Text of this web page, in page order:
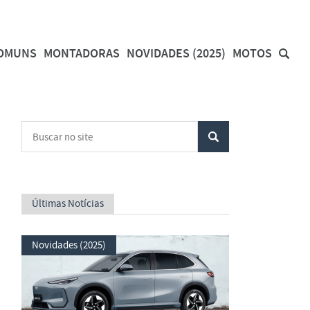
MONTADORAS NOVIDADES (2025) MOTOS
Últimas Notícias
Novidades (2025)